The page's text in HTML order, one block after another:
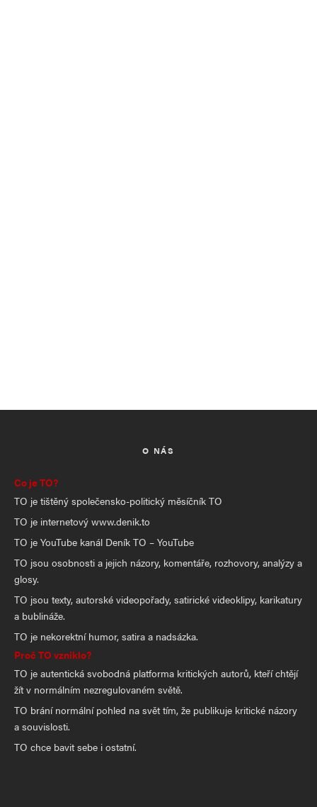
O NÁS
Co je TO?
TO je tištěný společensko-politický měsíčník TO
TO je internetový www.denik.to
TO je YouTube kanál Deník TO – YouTube
TO jsou osobnosti a jejich názory, komentáře, rozhovory, analýzy a
glosy.
TO jsou texty, autorské videopořady, satirické videoklipy, karikatury
a bublináže.
TO je nekorektní humor, satira a nadsázka.
Proč TO vzniklo?
TO je autentická svobodná platforma kritických autorů, kteří chtějí
žít v normálním nezregulovaném světě.
TO brání normální pohled na svět tím, že publikuje kritické názory
a souvislosti.
TO chce bavit sebe i ostatní.